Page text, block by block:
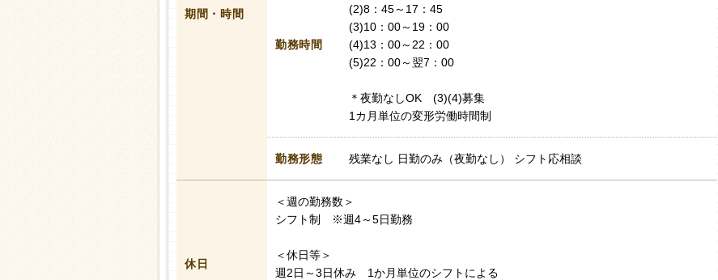
期間・時間
勤務時間
(2)8：45～17：45
(3)10：00～19：00
(4)13：00～22：00
(5)22：00～翌7：00
＊夜勤なしOK (3)(4)募集
1カ月単位の変形労働時間制
勤務形態 残業なし 日勤のみ（夜勤なし） シフト応相談
休日
＜週の勤務数＞
シフト制 ※週4～5日勤務
＜休日等＞
週2日～3日休み 1か月単位のシフトによる